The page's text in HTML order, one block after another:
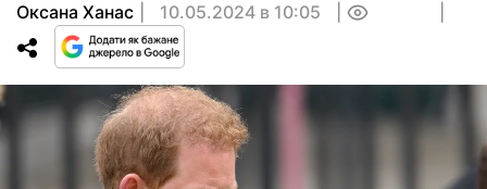
Оксана Ханас 10.05.2024 в 10:05